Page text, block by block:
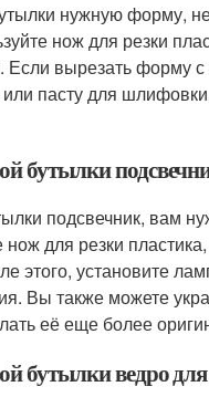
нужную форму,
нож для резки
вырезать форму
пасту для
бутылки
подсвечник, вам
для резки
этого, установите
Вы также можете
её еще более
бутылки ведро